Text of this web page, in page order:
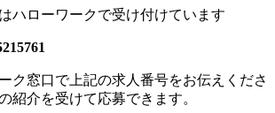
ハローワークで受け付けています
ク窓口で上記の求人番号をお伝えくださ
紹介を受けて応募できます。